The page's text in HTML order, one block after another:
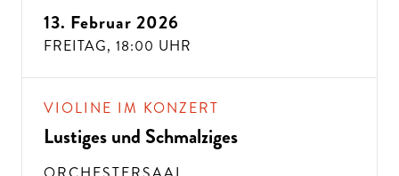
13. Februar 2026
FREITAG, 18:00 UHR
VIOLINE IM KONZERT
Lustiges und Schmalziges